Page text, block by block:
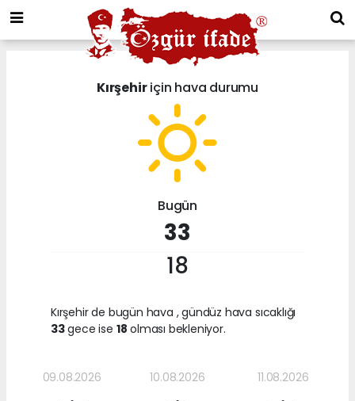
Kırşehiriçin hava durumu
Bugün
33
18
Kırşehir de bugün hava , gündüz hava sıcaklığı
33gece ise 18 olması bekleniyor.
09.08.2026 10.08.2026 11.08.2026